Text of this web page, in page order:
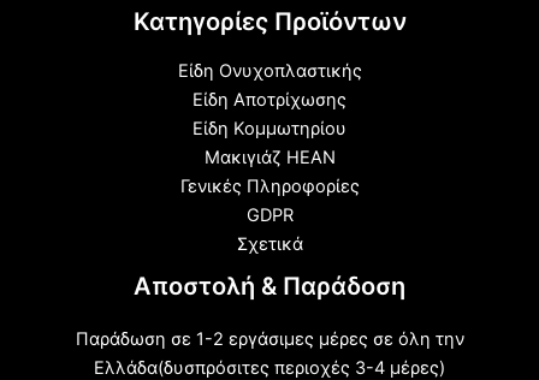
Κατηγορίες Προϊόντων
Είδη Ονυχοπλαστικής
Είδη Αποτρίχωσης
Είδη Κομμωτηρίου
Μακιγιάζ HEAN
Γενικές Πληροφορίες
GDPR
Σχετικά
Αποστολή & Παράδοση
Παράδωση σε 1-2 εργάσιμες μέρες σε όλη την
Ελλάδα(δυσπρόσιτες περιοχές 3-4 μέρες)